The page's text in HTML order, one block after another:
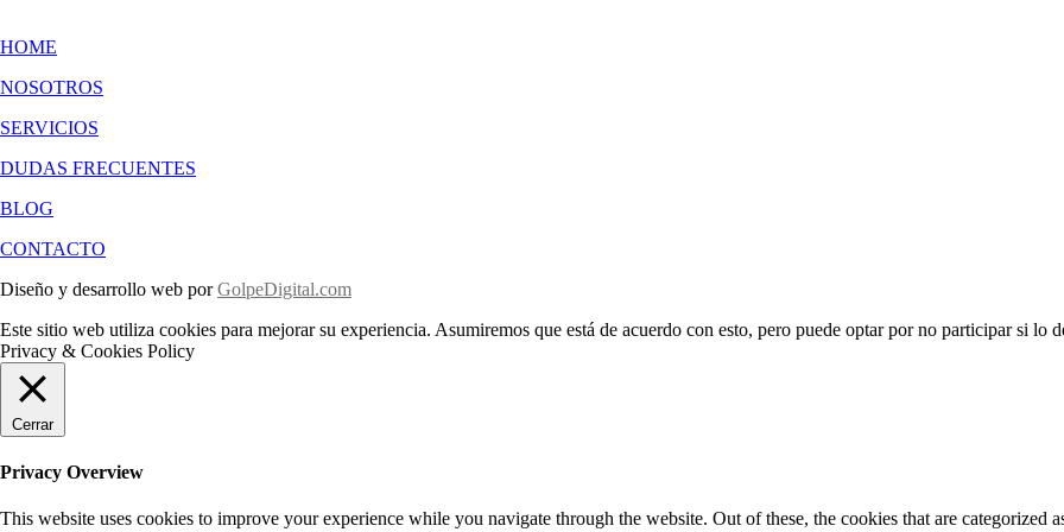
HOME
NOSOTROS
SERVICIOS
DUDAS FRECUENTES
BLOG
CONTACTO
Diseño y desarrollo web porGolpeDigital.com
Este sitio web utiliza cookies para mejorar su experiencia. Asumiremos que está de acuerdo con esto, pero puede optar por no participar si lo
Privacy & Cookies Policy
Cerrar
Privacy Overview
This website uses cookies to improve your experience while you navigate through the website. Out of these, the cookies that are categorized